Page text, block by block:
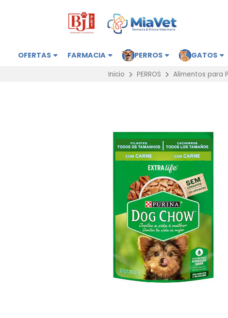
OFERTAS FARMACIA PERROS GATOS
Inicio PERROS Alimentos para